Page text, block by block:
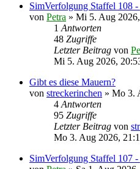
SimVerfolgung Staffel 108
von Petra » Mi 5. Aug
1 Antworten
48 Zugriffe
Letzter Beitrag von
Mi 5. Aug 2026,
Gibt es diese Mauern?
von streckerinchen » Mo 3.
4 Antworten
95 Zugriffe
Letzter Beitrag von
Mo 3. Aug 2026,
SimVerfolgung Staffel 107